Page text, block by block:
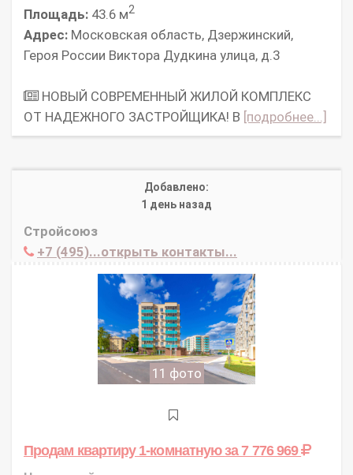
Площадь: 43.6 м2
Адрес: Московская область, Дзержинский,
Героя России Виктора Дудкина улица, д.3
НОВЫЙ СОВРЕМЕННЫЙ ЖИЛОЙ КОМПЛЕКС
ОТ НАДЕЖНОГО ЗАСТРОЙЩИКА! В [подробнее...]
Добавлено:
1 день назад
Стройсоюз
+7 (495)...открыть контакты...
11 фото
Продам квартиру 1-комнатнуюза 7 776 969